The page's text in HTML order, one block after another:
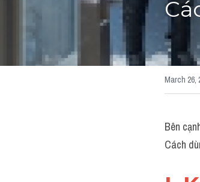
Bên cạnh
Cách